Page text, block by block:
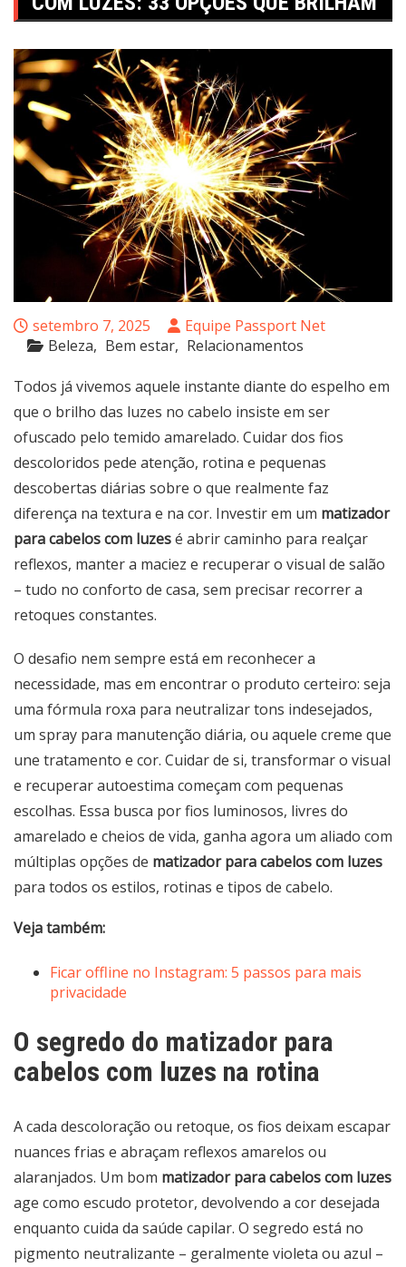
setembro 7, 2025
Equipe Passport Net
Beleza
Bem estar Relacionamentos
Todos já vivemos aquele instante diante do espelho em
que o brilho das luzes no cabelo insiste em ser
ofuscado pelo temido amarelado. Cuidar dos fios
descoloridos pede atenção, rotina e pequenas
descobertas diárias sobre o que realmente faz
diferença na textura e na cor. Investir em um matizador
para cabelos com luzesé abrir caminho para realçar
reflexos, manter a maciez e recuperar o visual de salão
– tudo no conforto de casa, sem precisar recorrer a
retoques constantes.
O desafio nem sempre está em reconhecer a
necessidade, mas em encontrar o produto certeiro: seja
uma fórmula roxa para neutralizar tons indesejados,
um spray para manutenção diária, ou aquele creme que
une tratamento e cor. Cuidar de si, transformar o visual
e recuperar autoestima começam com pequenas
escolhas. Essa busca por fios luminosos, livres do
amarelado e cheios de vida, ganha agora um aliado com
múltiplas opções de matizador para cabelos com luzes
para todos os estilos, rotinas e tipos de cabelo.
Veja também:
Ficar offline no Instagram: 5 passos para mais
privacidade
O segredo do matizador para
cabelos com luzes na rotina
A cada descoloração ou retoque, os fios deixam escapar
nuances frias e abraçam reflexos amarelos ou
alaranjados. Um bom matizador para cabelos com luzes
age como escudo protetor, devolvendo a cor desejada
enquanto cuida da saúde capilar. O segredo está no
pigmento neutralizante – geralmente violeta ou azul –